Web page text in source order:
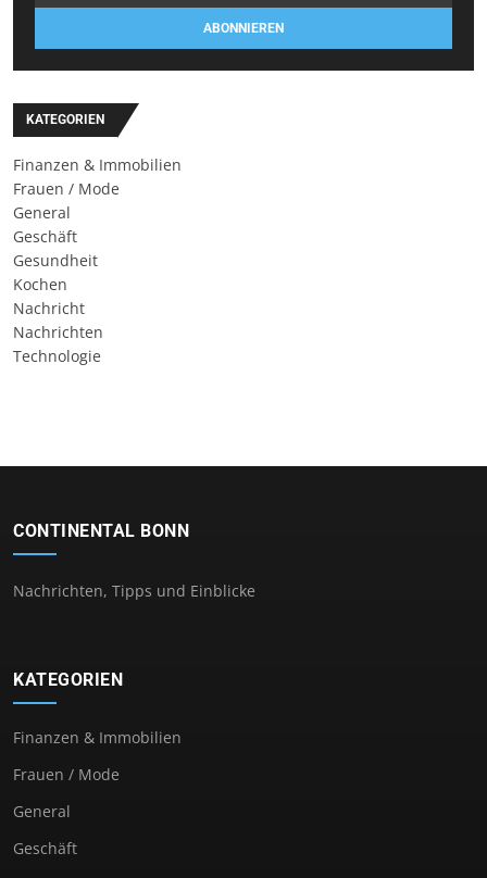
ABONNIEREN
KATEGORIEN
Finanzen & Immobilien
Frauen / Mode
General
Geschäft
Gesundheit
Kochen
Nachricht
Nachrichten
Technologie
CONTINENTAL BONN
Nachrichten, Tipps und Einblicke
KATEGORIEN
Finanzen & Immobilien
Frauen / Mode
General
Geschäft